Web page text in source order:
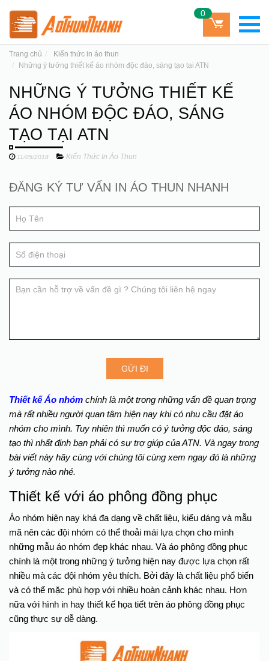
0
Trang chủ
Kiến thức in áo thun
Những ý tưởng thiết kế áo nhóm độc đáo, sáng tạo tại ATN
NHỮNG Ý TƯỞNG THIẾT KẾ
ÁO NHÓM ĐỘC ĐÁO, SÁNG
TẠO TẠI ATN
11/05/2018 Kiến Thức In Áo Thun
Đăng
tư
If
are
human,
leave
this
blank.
ĐĂNG KÝ TƯ VẤN IN ÁO THUN NHANH
GỬI ĐI
Thiết kế Áo nhóm chính là một trong những vấn đề quan trọng
mà rất nhiều người quan tâm hiện nay khi có nhu cầu đặt áo
nhóm cho mình. Tuy nhiên thì muốn có ý tưởng độc đáo, sáng
tạo thì nhất định bạn phải có sự trợ giúp của ATN. Và ngay trong
bài viết này hãy cùng với chúng tôi cùng xem ngay đó là những
ý tưởng nào nhé.
Thiết kế với áo phông đồng phục
Áo nhóm hiện nay khá đa dạng về chất liệu, kiểu dáng và mẫu
mã nên các đội nhóm có thể thoải mái lựa chọn cho mình
những mẫu áo nhóm đẹp khác nhau. Và áo phông đồng phục
chính là một trong những ý tưởng hiện nay được lựa chọn rất
nhiều mà các đội nhóm yêu thích. Bởi đây là chất liệu phổ biến
và có thể mặc phù hợp với nhiều hoàn cảnh khác nhau. Hơn
nữa với hình in hay thiết kế họa tiết trên áo phông đồng phục
cũng thực sự dễ dàng.